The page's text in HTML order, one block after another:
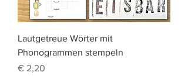
Lautgetreue Wörter mit
Phonogrammen stempeln
Preis
€ 2,20